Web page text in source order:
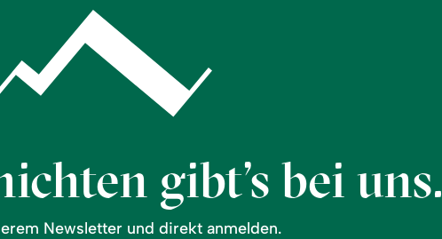
gibt’s bei uns.
Newsletter und direkt anmelden.